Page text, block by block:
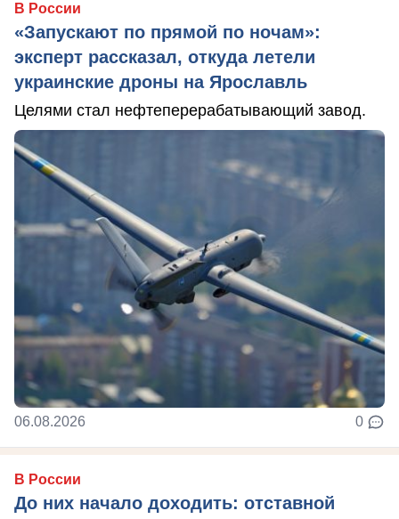
В России
«Запускают по прямой по ночам»:
эксперт рассказал, откуда летели
украинские дроны на Ярославль
Целями стал нефтеперерабатывающий завод.
06.08.2026 0
В России
До них начало доходить: отставной